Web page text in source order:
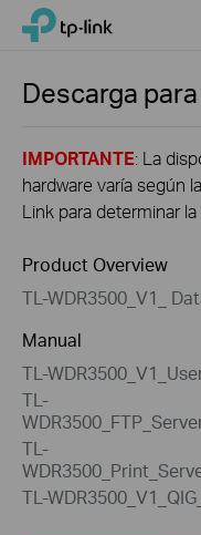
Click
navigation
TP-Link, Reliably Smart
Descarga para
IMPORTANTE: La
hardware varía según
Link para determinar
Product Overview
TL-WDR3500_V1_
Manual
TL-
TL-
TL-
TL-